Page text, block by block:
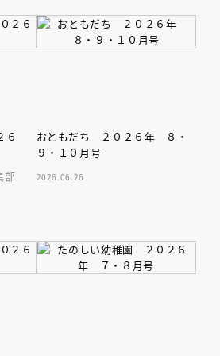
ァー
６
部
おともだち ２０２６年 ８・
９・１０月号
2026.06.26